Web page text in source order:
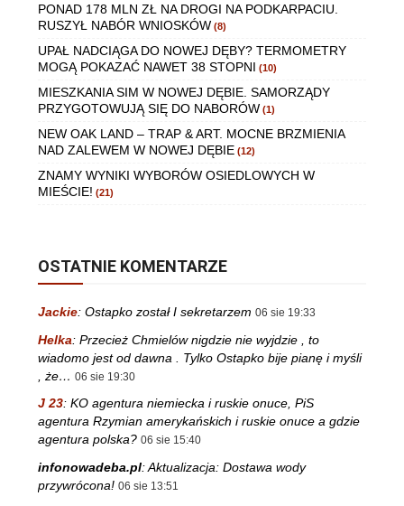
PONAD 178 MLN ZŁ NA DROGI NA PODKARPACIU.
RUSZYŁ NABÓR WNIOSKÓW (8)
UPAŁ NADCIĄGA DO NOWEJ DĘBY? TERMOMETRY
MOGĄ POKAZAĆ NAWET 38 STOPNI (10)
MIESZKANIA SIM W NOWEJ DĘBIE. SAMORZĄDY
PRZYGOTOWUJĄ SIĘ DO NABORÓW (1)
NEW OAK LAND – TRAP & ART. MOCNE BRZMIENIA
NAD ZALEWEM W NOWEJ DĘBIE (12)
ZNAMY WYNIKI WYBORÓW OSIEDLOWYCH W
MIEŚCIE! (21)
OSTATNIE KOMENTARZE
Jackie: Ostapko został I sekretarzem 06 sie 19:33
Helka: Przecież Chmielów nigdzie nie wyjdzie , to
wiadomo jest od dawna . Tylko Ostapko bije pianę i myśli
, że… 06 sie 19:30
J 23: KO agentura niemiecka i ruskie onuce, PiS
agentura Rzymian amerykańskich i ruskie onuce a gdzie
agentura polska? 06 sie 15:40
infonowadeba.pl:Aktualizacja: Dostawa wody
przywrócona! 06 sie 13:51